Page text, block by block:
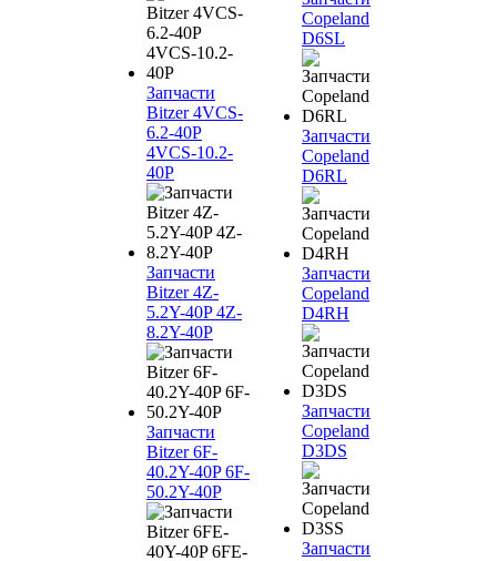
Запчасти
Bitzer 4VCS-
6.2-40P
4VCS-10.2-
40P
Запчасти
Bitzer 4Z-
5.2Y-40P 4Z-
8.2Y-40P
Запчасти
Bitzer 6F-
40.2Y-40P 6F-
50.2Y-40P
Copeland
D6SL
Запчасти
Copeland
D6RL
Запчасти
Copeland
D4RH
Запчасти
Copeland
D3DS
Запчасти